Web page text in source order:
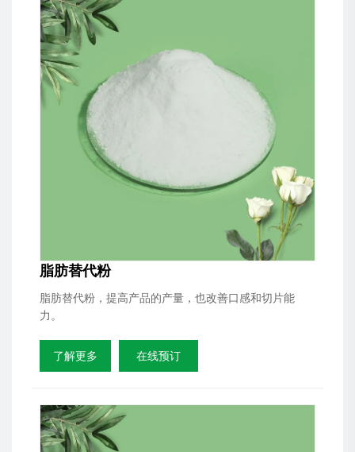
脂肪替代粉
脂肪替代粉，提高产品的产量，也改善口感和切片能
力。
了解更多 在线预订